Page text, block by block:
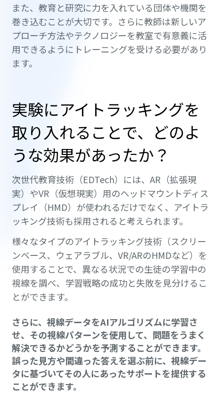
また、教育と研究に力を入れている団体や機関を
巻き込むことが大切です。さらに教師は新しいア
プローチ方法やテクノロジーを教室で有意義に活
用できるようにトレーニングを受ける必要があり
ます。
実験にアイトラッキングを
取り入れることで、どのよ
うな効果があったか？
次世代教育技術（EDTech）には、AR（拡張現
実）やVR（仮想現実）用のヘッドマウントディス
プレイ（HMD）が使われるだけでなく、アイトラ
ッキング技術も採用されると考えられます。
様々なタイプのアイトラッキング技術（スクリー
ンベース、ウェアラブル、VR/ARのHMDなど）を
使用することで、異なる状況での生徒の学習中の
視線を調べ、学習戦略の成功と失敗を見分けるこ
とができます。
さらに、視線データをAIアルゴリズムに学習さ
せ、その視線パターンを使用して、問題をうまく
解決できるかどうかを予測することができます。
誤った見方や間違った答えを選ぶ前に、視線デー
タに基づいてその人にあったサポートを提供する
ことができます。